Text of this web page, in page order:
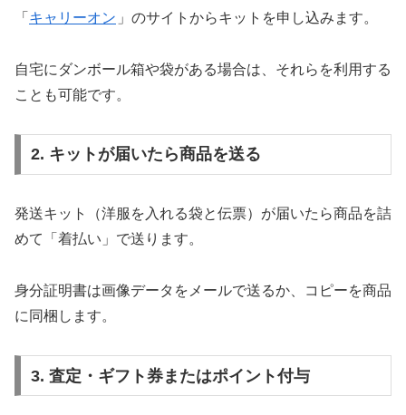
「 キャリーオン 」のサイトからキットを申し込みます。
自宅にダンボール箱や袋がある場合は、それらを利用する
ことも可能です。
2. キットが届いたら商品を送る
発送キット（洋服を入れる袋と伝票）が届いたら商品を詰
めて「着払い」で送ります。
身分証明書は画像データをメールで送るか、コピーを商品
に同梱します。
3. 査定・ギフト券またはポイント付与